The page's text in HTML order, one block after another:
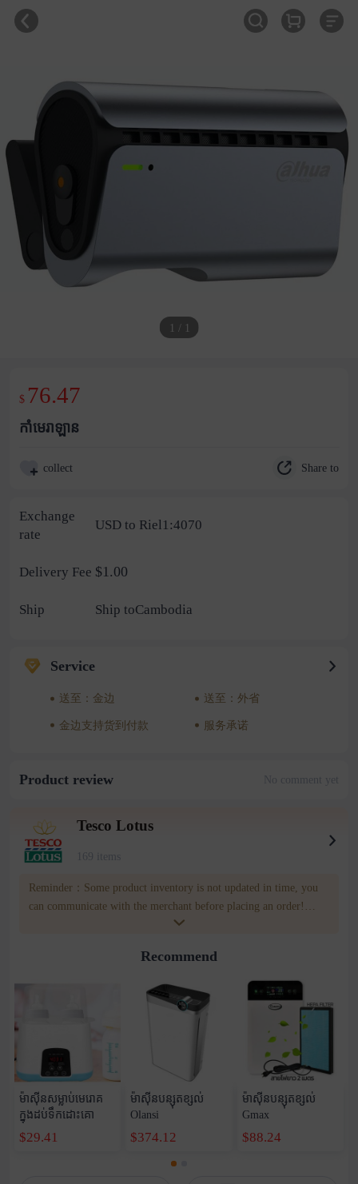
1 / 1
$ 76.47
កាំមេរាឡាន
collect Share to
Exchange
rate
USD to Riel1:4070
Delivery Fee $1.00
Ship Ship toCambodia
Service
送至：金边 送至：外省
金边支持货到付款 服务承诺
Product review No comment yet
Tesco Lotus
169 items
Reminder：Some product inventory is not updated in time, you
can communicate with the merchant before placing an order!
merchatn number:010433393 Wownow customer service
Recommend
ម៉ាស៊ីនសម្លាប់មេរោគ
ក្នុងដប់ទឹកដោះគោ
$29.41
ម៉ាស៊ីនបន្សុតខ្សល់
Olansi
$374.12
ម៉ាស៊ីនបន្សុតខ្សល់
Gmax
$88.24